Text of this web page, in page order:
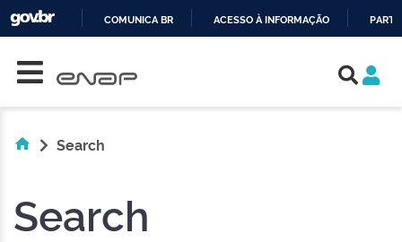
COMUNICA BR ACESSO À INFORMAÇÃO
Search
Search